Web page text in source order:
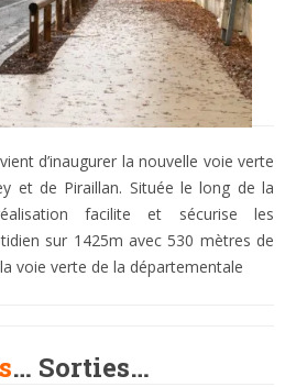
d’inaugurer la nouvelle voie verte
et de Piraillan. Située le long de la
facilite et sécurise les
sur 1425m avec 530 mètres de
voie verte de la départementale
… Sorties…